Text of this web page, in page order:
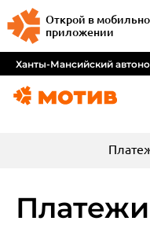
Открой в
приложении
Ханты-Мансийский
Платежи